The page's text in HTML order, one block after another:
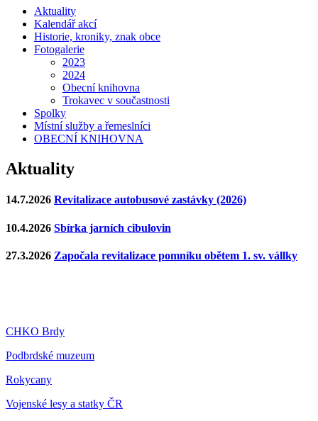
Aktuality
Kalendář akcí
Historie, kroniky, znak obce
Fotogalerie
2023
2024
Obecní knihovna
Trokavec v součastnosti
Spolky
Místní služby a řemeslníci
OBECNÍ KNIHOVNA
Aktuality
14.7.2026 Revitalizace autobusové zastávky (2026)
10.4.2026 Sbírka jarních cibulovin
27.3.2026 Započala revitalizace pomníku obětem 1. sv. vállky
CHKO Brdy
Podbrdské muzeum
Rokycany
Vojenské lesy a statky ČR